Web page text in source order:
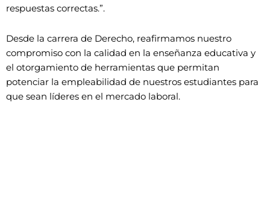
respuestas correctas.”.
Desde la carrera de Derecho, reafirmamos nuestro
compromiso con la calidad en la enseñanza educativa y
el otorgamiento de herramientas que permitan
potenciar la empleabilidad de nuestros estudiantes para
que sean líderes en el mercado laboral.